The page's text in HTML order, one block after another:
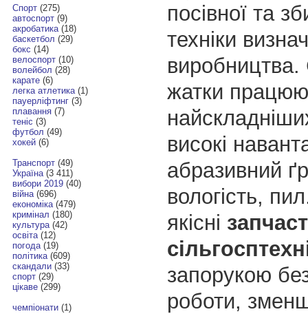
Спорт(275)
автоспорт(9)
акробатика(18)
баскетбол (29)
бокс (14)
велоспорт(10)
волейбол (28)
карате(6)
легка атлетика(1)
пауерліфтинг(3)
плавання(7)
теніс (3)
футбол (49)
хокей(6)
Транспорт(49)
Україна(3 411)
вибори 2019(40)
війна(696)
економіка(479)
кримінал (180)
культура(42)
освіта(12)
погода(19)
політика(609)
скандали(33)
спорт(29)
цікаве(299)
чемпіонати(1)
посівної та
техніки
виробництва.
жатки
високі
абразивний
вологість,
якісні
запорукою
роботи,